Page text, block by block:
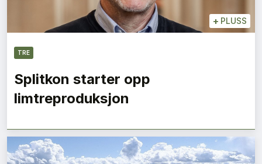
+ PLUSS
TRE
Splitkon starter opp
limtreproduksjon